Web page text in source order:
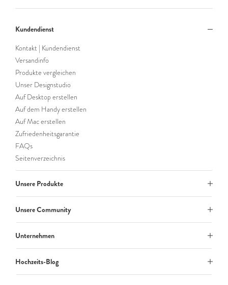
Kundendienst
Kontakt | Kundendienst
Versandinfo
Produkte vergleichen
Unser Designstudio
Auf Desktop erstellen
Auf dem Handy erstellen
Auf Mac erstellen
Zufriedenheitsgarantie
FAQs
Seitenverzeichnis
Unsere Produkte
Unsere Community
Unternehmen
Hochzeits-Blog